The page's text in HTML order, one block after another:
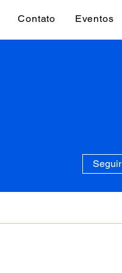
Contato Eventos
Seguir